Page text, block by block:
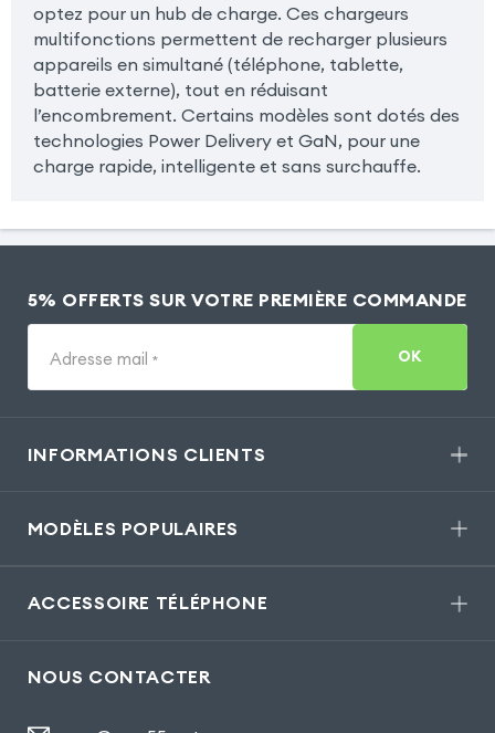
optez pour un hub de charge. Ces chargeurs
multifonctions permettent de recharger plusieurs
appareils en simultané (téléphone, tablette,
batterie externe), tout en réduisant
l’encombrement. Certains modèles sont dotés des
technologies Power Delivery et GaN, pour une
charge rapide, intelligente et sans surchauffe.
5% OFFERTS SUR VOTRE PREMIÈRE COMMANDE
Adresse mail * OK
INFORMATIONS CLIENTS
MODÈLES POPULAIRES
ACCESSOIRE TÉLÉPHONE
NOUS CONTACTER